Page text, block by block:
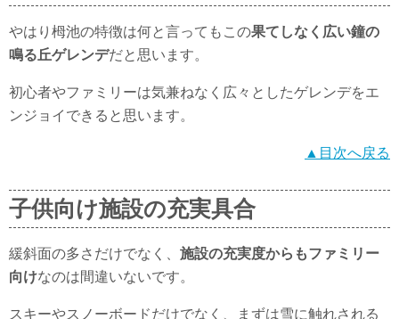
やはり栂池の特徴は何と言ってもこの果てしなく広い鐘の
鳴る丘ゲレンデだと思います。
初心者やファミリーは気兼ねなく広々としたゲレンデをエ
ンジョイできると思います。
▲目次へ戻る
子供向け施設の充実具合
緩斜面の多さだけでなく、 施設の充実度からもファミリー
向けなのは間違いないです。
スキーやスノーボードだけでなく、まずは雪に触れされる